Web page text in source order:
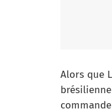
Alors que